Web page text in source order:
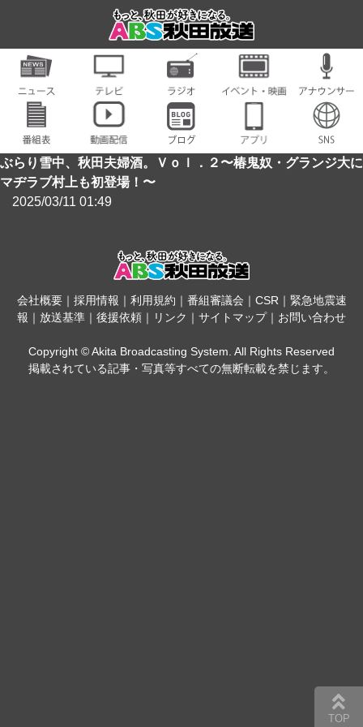
ぶらり雪中、秋田夫婦酒。Ｖｏｌ．２〜椿鬼奴・グランジ大に
マヂラブ村上も初登場！〜
2025/03/11 01:49
会社概要｜ 採用情報 ｜ 利用規約 ｜ 番組審議会 ｜ CSR｜ 緊急地震速
報 ｜ 放送基準 ｜ 後援依頼 ｜ リンク ｜ サイトマップ｜ お問い合わせ
Copyright © Akita Broadcasting System. All Rights Reserved
掲載されている記事・写真等すべての無断転載を禁じます。